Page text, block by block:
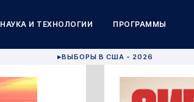
НАУКА И ТЕХНОЛОГИИ ПРОГРАММЫ
▶ВЫБОРЫ В США - 2026